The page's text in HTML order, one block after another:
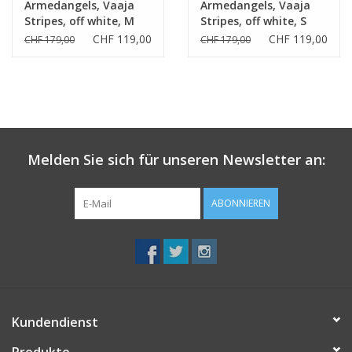
um das vegane shoppen zu erleichtern.
Armedangels, Vaaja
Stripes, off white, M
CHF 179,00 CHF 119,00
Armedangels, Vaaja
Stripes, off white, S
CHF 179,00 CHF 119,00
Melden Sie sich für unseren Newsletter an:
ABONNIEREN
Kundendienst